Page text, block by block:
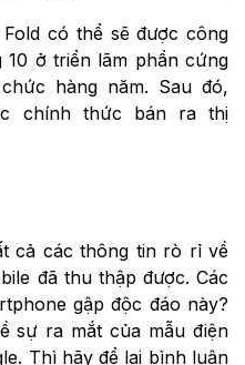
có thể sẽ được công
ở triển lãm phần cứng
hàng năm. Sau đó,
chính thức bán ra thị
cả các thông tin rò rỉ về
đã thu thập được. Các
gập độc đáo này?
sự ra mắt của mẫu điện
Thì hãy để lại bình luận